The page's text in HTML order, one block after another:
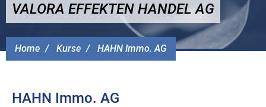
Home Kurse HAHN Immo. AG
VALORA EFFEKTEN HANDEL AG
HAHN Immo. AG